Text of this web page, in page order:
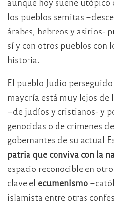
los pueblos semitas
árabes, hebreos y asirios-
sí y con otros pueblos con
historia.
El pueblo Judío
mayoría está muy lejos de
–de judíos y cristianos- y
genocidas o de crímenes
gobernantes de su actual
patria que conviva con la
espacio reconocible en
clave el ecumenismo
islamista entre otras